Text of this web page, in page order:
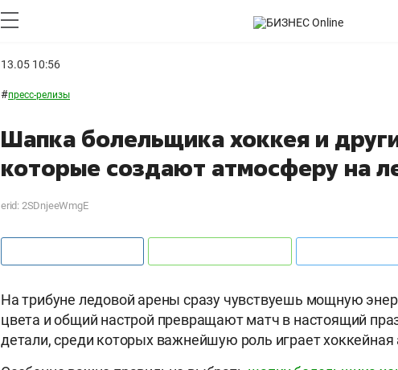
13.05 10:56
#пресс-релизы
Шапка болельщика хоккея и
которые создают атмосферу на
erid: 2SDnjeeWmgE
На трибуне ледовой арены сразу чувствуешь мощную
цвета и общий настрой превращают матч в настоящий
детали, среди которых важнейшую роль играет хоккейная